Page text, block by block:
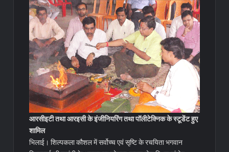
आरसीइटी तथा आरइसी के इंजीनियरिंग तथा पॉलीटेक्निक के स्टूडेंट हुए
शामिल
भिलाई। शिल्पकला कौशल में सर्वोच्च एवं सृष्टि के रचयिता भगवान